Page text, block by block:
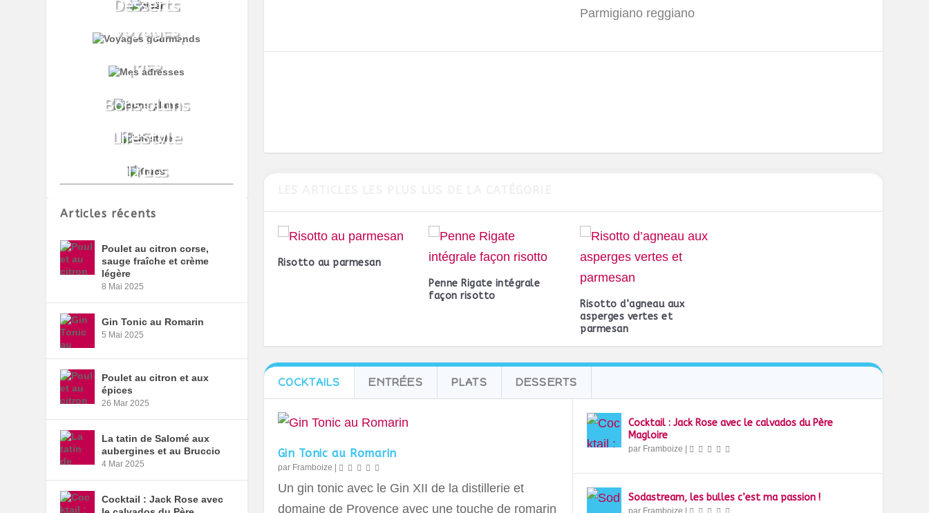
Parmigiano reggiano
Risotto au parmesan
Penne Rigate intégrale
façon risotto
Risotto d’agneau aux
asperges vertes et
parmesan
COCKTAILS ENTRÉES PLATS DESSERTS
Gin Tonic au Romarin
par Framboize
Un gin tonic avec le Gin XII de la distillerie et
domaine de Provence avec une touche de romarin
Cocktail : Jack Rose avec le calvados du Père
Magloire
par Framboize
Sodastream, les bulles c’est ma passion !
par Framboize
Articles récents
Poulet au citron corse,
sauge fraîche et crème
légère
8 Mai 2025
Gin Tonic au Romarin
5 Mai 2025
Poulet au citron et aux
épices
26 Mar 2025
La tatin de Salomé aux
aubergines et au Bruccio
4 Mar 2025
Cocktail : Jack Rose avec